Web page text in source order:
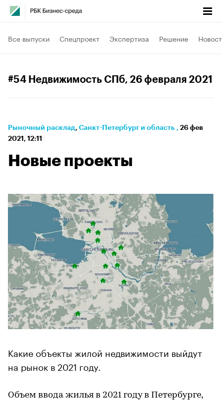
Все выпуски Спецпроект Экспертиза Решение
#54 Недвижимость СПб, 26 февраля 2021
Рыночный расклад⁠, Санкт-Петербург и область , 26 фев
2021, 12:11
Новые проекты
Какие объекты жилой недвижимости выйдут
на рынок в 2021 году.
Объем ввода жилья в 2021 году в Петербурге,